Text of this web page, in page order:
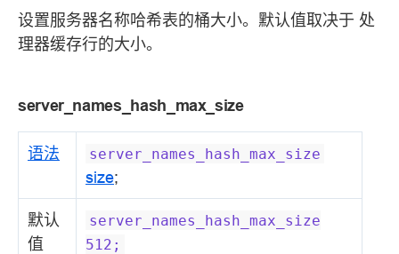
设置服务器名称哈希表的桶大小。默认值取决于 处
理器缓存行的大小。
server_names_hash_max_size
语法 server_names_hash_max_size
size;
默认
值
server_names_hash_max_size
512;